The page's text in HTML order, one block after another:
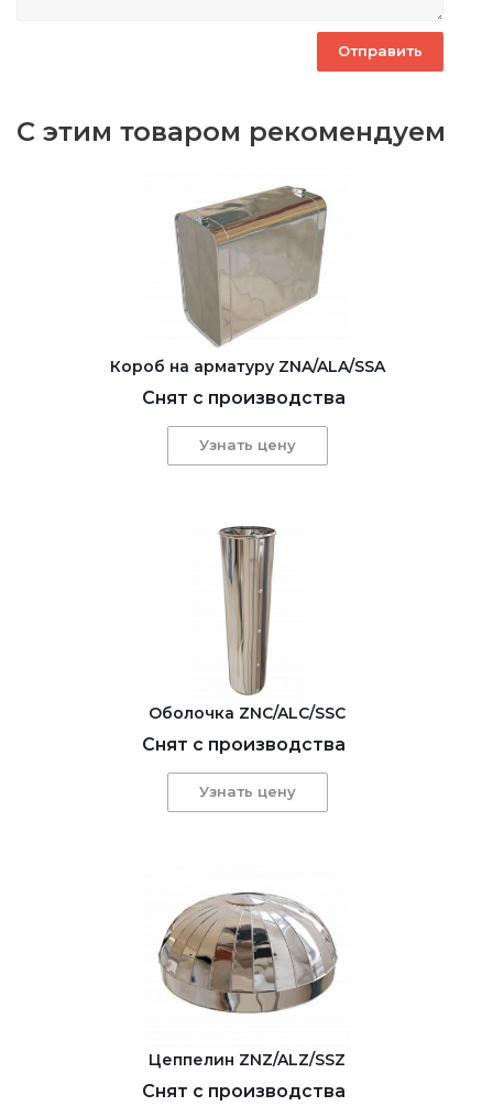
С этим товаром рекомендуем
Короб на арматуру ZNA/ALA/SSA
Снят с производства
Узнать цену
Оболочка ZNC/ALC/SSC
Снят с производства
Узнать цену
Цеппелин ZNZ/ALZ/SSZ
Снят с производства